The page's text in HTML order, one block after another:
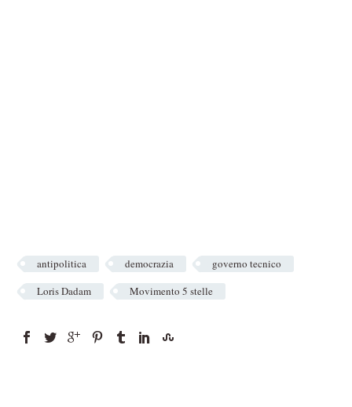
antipolitica democrazia
governo tecnico
Loris Dadam
Movimento 5 stelle